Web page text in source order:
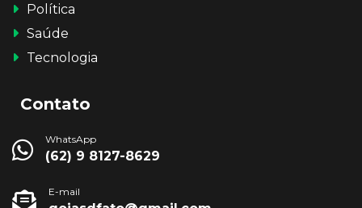
Política
Saúde
Tecnologia
Contato
WhatsApp
(62) 9 8127-8629
E-mail